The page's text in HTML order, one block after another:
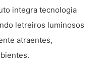
integra tecnologia
letreiros luminosos
atraentes,